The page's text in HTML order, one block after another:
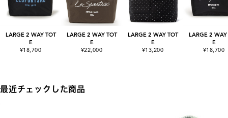
LARGE 2 WAY TOT
E
¥18,700
LARGE 2 WAY TOT
E
¥22,000
LARGE 2 WAY TOT
E
¥13,200
LARGE 2 WAY
E
¥18,700
最近チェックした商品